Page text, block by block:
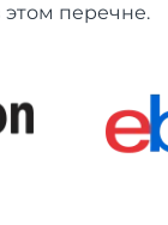
этом перечне.